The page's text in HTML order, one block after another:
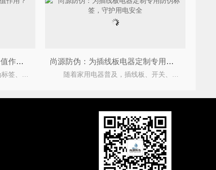
品牌数码防伪标签具有什么价值作用？
数码防伪标签，又称数字防伪标签、二维码防伪标签等，通过为每一件产品赋予一个独一的数字身份标
尚源防伪：为插线板电器定制专用防伪标签，守护用电安全
随着家用电器普及，插线板、开关、插座等电气产品已成为家庭、办公、工程场景中的用品。与此同